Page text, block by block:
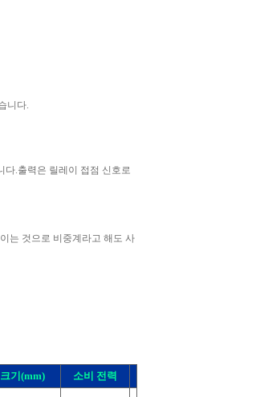
니다.
다.출력은 릴레이 접점 신호로
는 것으로 비중계라고 해도 사
기(mm) 소비 전력